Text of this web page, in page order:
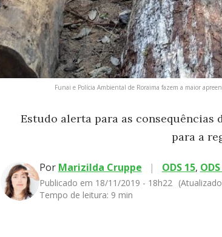
Funai e Polícia Ambiental de Roraima fazem a maior
Estudo alerta para as consequências
para a
Por Marizilda Cruppe | ODS 15,
Publicado em 18/11/2019 - 18h22
Tempo de leitura: 9 min